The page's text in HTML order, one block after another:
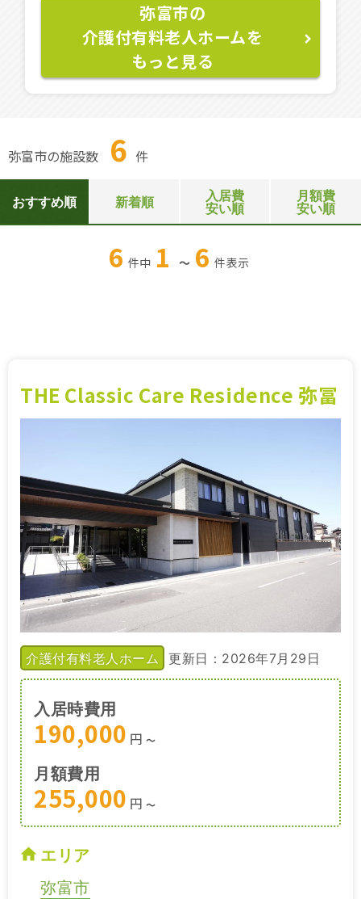
弥富市の
介護付有料老人ホームを
もっと見る
弥富市の施設数 6 件
おすすめ順 新着順
入居費
安い順
月額費
安い順
6 件中 1 ～ 6 件表示
THE Classic Care Residence 弥冨
介護付有料老人ホーム 更新日：2026年7月29日
入居時費用
190,000 円 〜
月額費用
255,000 円 〜
エリア
弥富市